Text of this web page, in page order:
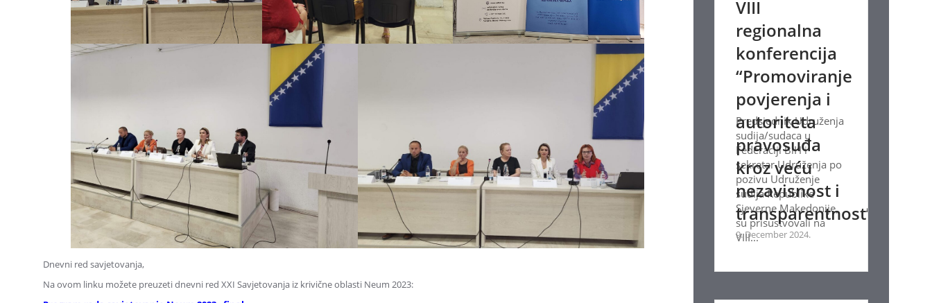
Dnevni red savjetovanja,
Na ovom linku možete preuzeti dnevni red XXI Savjetovanja iz krivične oblasti Neum 2023:
VIII
regionalna
konferencija
“Promoviranje
povjerenja i
autoriteta
pravosuđa
kroz veću
nezavisnost i
transparentnost”
9. December 2024.
Predsjednik Udruženja
sudija/sudaca u
Federaciji BiH i
sekretar Udruženja po
pozivu Udruženje
sudija Republike
Sjeverne Makedonije,
su prisustvovali na
VIII...